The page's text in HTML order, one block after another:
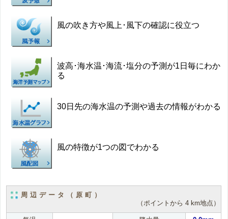
風の吹き方や風上･風下の確認に役立つ
波高･海水温･海流･塩分の予測が1日毎にわか
る
30日先の海水温の予測や過去の情報がわかる
風の特徴が1つの図でわかる
周辺データ（原町）
（ポイントから 4 km地点）